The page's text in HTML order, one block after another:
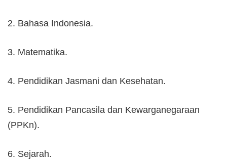
2. Bahasa Indonesia.
3. Matematika.
4. Pendidikan Jasmani dan Kesehatan.
5. Pendidikan Pancasila dan Kewarganegaraan
(PPKn).
6. Sejarah.